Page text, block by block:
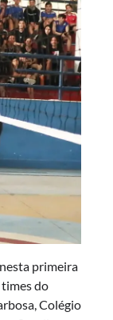
primeira
do
Colégio